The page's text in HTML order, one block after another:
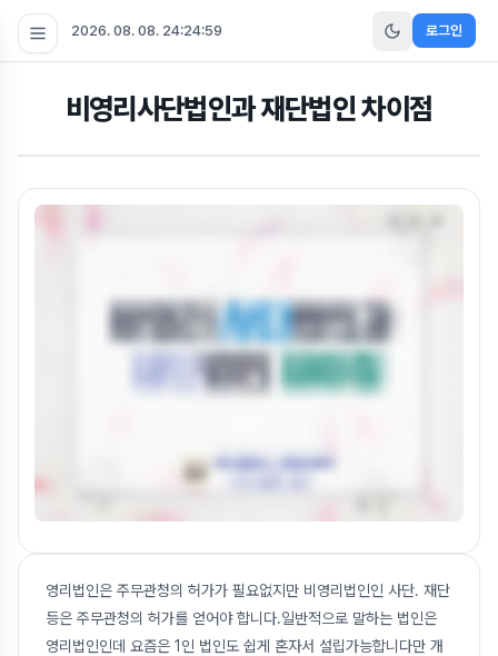
2026. 08. 08. 24:24:59 로그인
비영리사단법인과 재단법인 차이점
영리법인은 주무관청의 허가가 필요없지만 비영리법인인 사단. 재단
등은 주무관청의 허가를 얻어야 합니다.일반적으로 말하는 법인은
영리법인인데 요즘은 1인 법인도 쉽게 혼자서 설립가능합니다만 개